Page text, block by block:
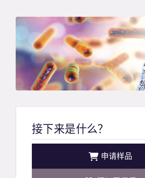
接下来是什么？
申请样品